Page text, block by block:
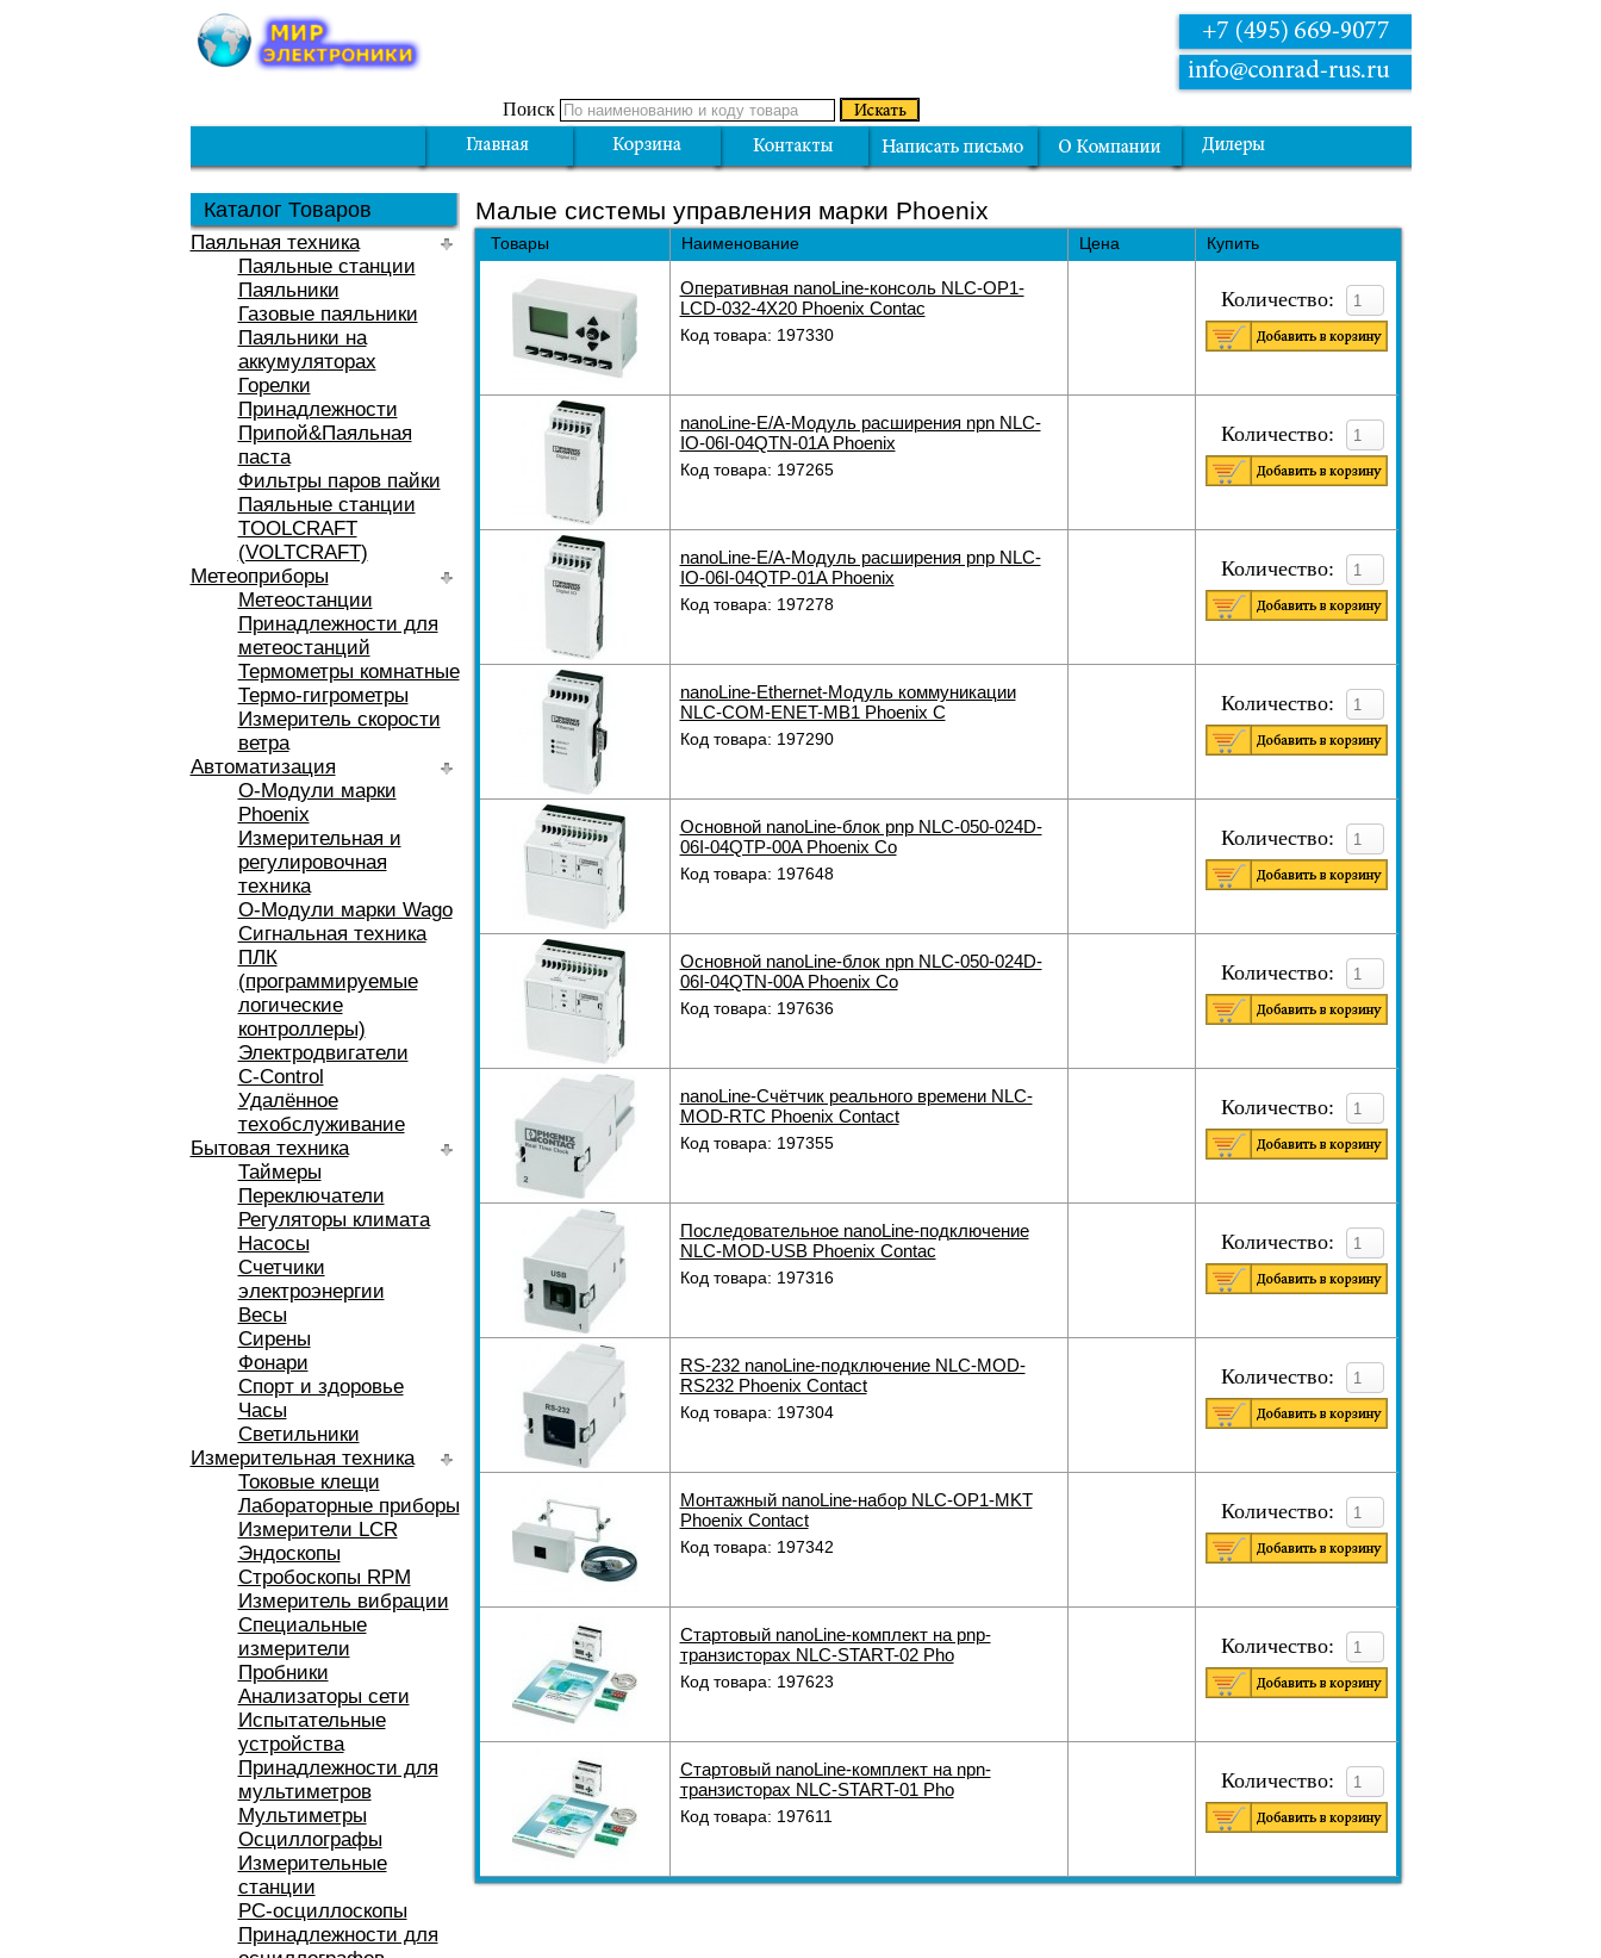
Поиск
Каталог Товаров
Паяльная техника
Паяльные станции
Паяльники
Газовые паяльники
Паяльники на
аккумуляторах
Горелки
Принадлежности
Припой&Паяльная
паста
Фильтры паров пайки
Паяльные станции
TOOLCRAFT
(VOLTCRAFT)
Метеоприборы
Метеостанции
Принадлежности для
метеостанций
Термометры комнатные
Термо-гигрометры
Измеритель скорости
ветра
Автоматизация
O-Модули марки
Phoenix
Измерительная и
регулировочная
техника
O-Модули марки Wago
Сигнальная техника
ПЛК
(программируемые
логические
контроллеры)
Электродвигатели
C-Control
Удалённое
техобслуживание
Бытовая техника
Таймеры
Переключатели
Регуляторы климата
Насосы
Счетчики
электроэнергии
Весы
Сирены
Фонари
Спорт и здоровье
Часы
Светильники
Измерительная техника
Токовые клещи
Лабораторные приборы
Измерители LCR
Эндоскопы
Стробоскопы RPM
Измеритель вибрации
Специальные
измерители
Пробники
Анализаторы сети
Испытательные
устройства
Принадлежности для
мультиметров
Мультиметры
Осциллографы
Измерительные
станции
РС-осциллоскопы
Принадлежности для
Малые системы управления марки Phoenix
Товары Наименование Цена Купить
Оперативная nanoLine-консоль NLC-OP1-
LCD-032-4X20 Phoenix Contac
Код товара: 197330
Количество:
nanoLine-E/A-Модуль расширения npn NLC-
IO-06I-04QTN-01A Phoenix
Код товара: 197265
Количество:
nanoLine-E/A-Модуль расширения pnp NLC-
IO-06I-04QTP-01A Phoenix
Код товара: 197278
Количество:
nanoLine-Ethernet-Модуль коммуникации
NLC-COM-ENET-MB1 Phoenix C
Код товара: 197290
Количество:
Основной nanoLine-блок pnp NLC-050-024D-
06I-04QTP-00A Phoenix Co
Код товара: 197648
Количество:
Основной nanoLine-блок npn NLC-050-024D-
06I-04QTN-00A Phoenix Co
Код товара: 197636
Количество:
nanoLine-Счётчик реального времени NLC-
MOD-RTC Phoenix Contact
Код товара: 197355
Количество:
Последовательное nanoLine-подключение
NLC-MOD-USB Phoenix Contac
Код товара: 197316
Количество:
RS-232 nanoLine-подключение NLC-MOD-
RS232 Phoenix Contact
Код товара: 197304
Количество:
Монтажный nanoLine-набор NLC-OP1-MKT
Phoenix Contact
Код товара: 197342
Количество:
Стартовый nanoLine-комплект на pnp-
транзисторах NLC-START-02 Pho
Код товара: 197623
Количество:
Стартовый nanoLine-комплект на npn-
транзисторах NLC-START-01 Pho
Код товара: 197611
Количество: